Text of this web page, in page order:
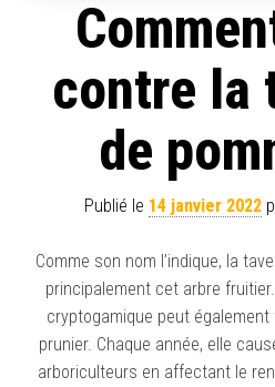
contre la
de
Publié le 14 janvier 2022
Comme son nom l’indique, la
principalement cet arbre
cryptogamique peut
prunier. Chaque année, elle
arboriculteurs en affectant le